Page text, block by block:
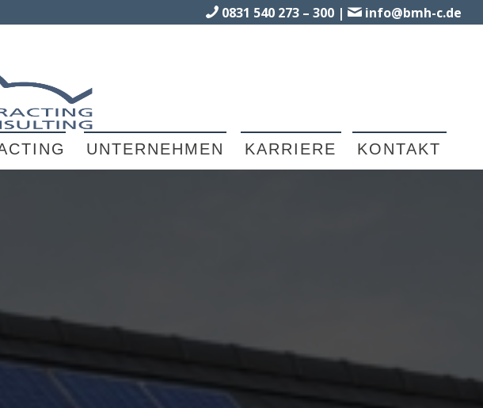
0831 540 273 – 300 | info@bmh-c.de
UNTERNEHMEN KARRIERE KONTAKT